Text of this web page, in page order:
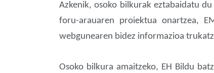
Azkenik, osoko bilkurak eztabaidatu
foru-arauaren proiektua onartzea,
webgunearen bidez informazioa
Osoko bilkura amaitzeko, EH Bildu